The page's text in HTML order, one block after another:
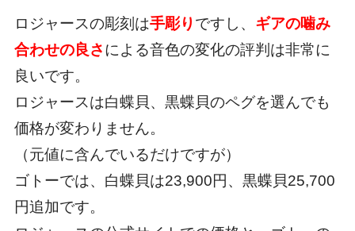
ロジャースの彫刻は手彫り ですし、 ギアの噛み
合わせの良さによる音色の変化の評判は非常に
良いです。
ロジャースは白蝶貝、黒蝶貝のペグを選んでも
価格が変わりません。
（元値に含んでいるだけですが）
ゴトーでは、白蝶貝は23,900円、黒蝶貝25,700
円追加です。